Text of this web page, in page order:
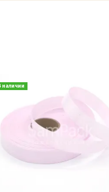
наличии